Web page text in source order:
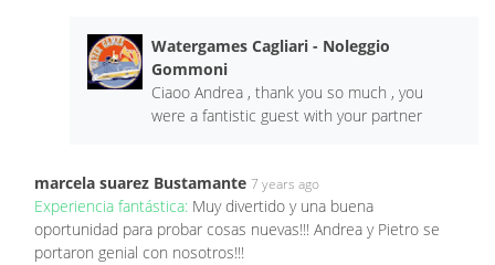
Watergames Cagliari - Noleggio
Gommoni
Ciaoo Andrea , thank you so much , you
were a fantistic guest with your partner
marcela suarez Bustamante 7 years ago
Experiencia fantástica: Muy divertido y una buena
oportunidad para probar cosas nuevas!!! Andrea y Pietro se
portaron genial con nosotros!!!